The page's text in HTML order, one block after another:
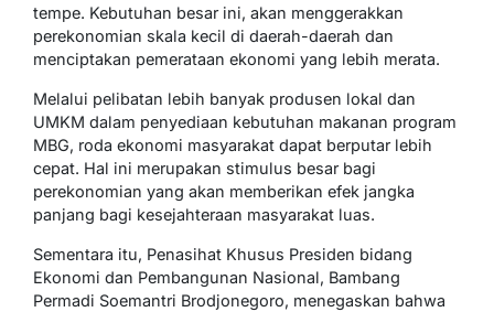
tempe. Kebutuhan besar ini, akan menggerakkan
perekonomian skala kecil di daerah-daerah dan
menciptakan pemerataan ekonomi yang lebih merata.
Melalui pelibatan lebih banyak produsen lokal dan
UMKM dalam penyediaan kebutuhan makanan program
MBG, roda ekonomi masyarakat dapat berputar lebih
cepat. Hal ini merupakan stimulus besar bagi
perekonomian yang akan memberikan efek jangka
panjang bagi kesejahteraan masyarakat luas.
Sementara itu, Penasihat Khusus Presiden bidang
Ekonomi dan Pembangunan Nasional, Bambang
Permadi Soemantri Brodjonegoro, menegaskan bahwa